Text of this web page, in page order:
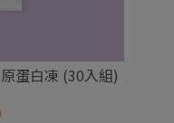
專享】好氣色宣言 膠原蛋白凍 (30入組)